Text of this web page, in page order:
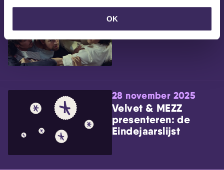
OKWillem’s Blog: Ão
28 november 2025
Velvet & MEZZ
presenteren: de
Eindejaarslijst